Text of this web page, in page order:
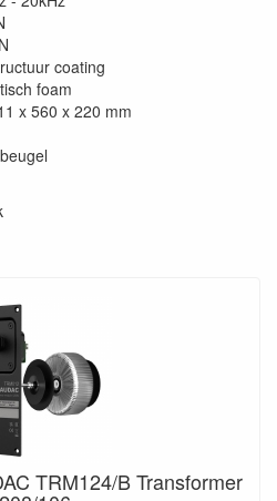
coating
foam
x 560 x 220 mm
TRM124/B Transformer